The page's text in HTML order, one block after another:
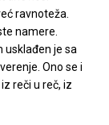
ravnoteža.
namere.
usklađen je sa
Ono se i
reči u reč, iz